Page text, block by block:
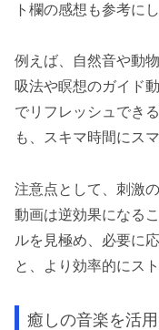
ト欄の感想も参考に
例えば、自然音や動
吸法や瞑想のガイド
でリフレッシュでき
も、スキマ時間にス
注意点として、刺激
動画は逆効果になる
ルを見極め、必要に
と、より効率的にス
癒しの音楽を活